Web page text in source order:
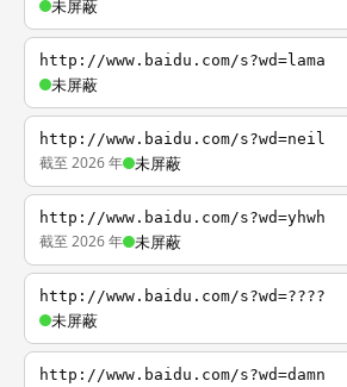
未屏蔽
http://www.baidu.com/s?wd=lama
未屏蔽
http://www.baidu.com/s?wd=neil
截至 2026 年 未屏蔽
http://www.baidu.com/s?wd=yhwh
截至 2026 年 未屏蔽
http://www.baidu.com/s?wd=????
未屏蔽
http://www.baidu.com/s?wd=damn